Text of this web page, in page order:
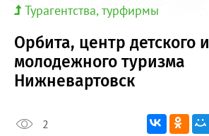
Турагентства, турфирмы
Орбита, центр детского и
молодежного туризма
Нижневартовск
2